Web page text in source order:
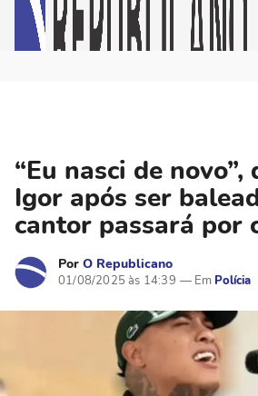
“Eu nasci de novo”,
Igor após ser
cantor passará por
Por O Republicano
01/08/2025 às 14:39 Polícia